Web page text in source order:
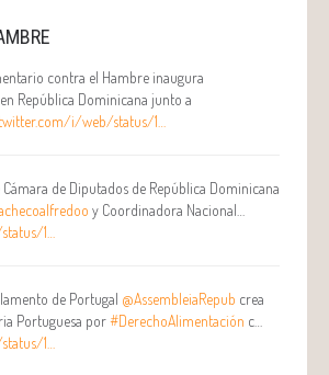
contra el Hambre inaugura
en República Dominicana junto a
twitter.com/i/web/status/1…
de Diputados de República Dominicana
y Coordinadora Nacional…
1…
de Portugal @AssembleiaRepub crea
Portuguesa por#DerechoAlimentación c…
1…